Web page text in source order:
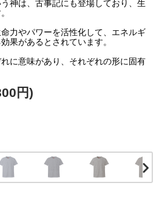
神は、古事記にも登場しており、生
力やパワーを活性化して、エネルギ
果があるとされています。
に意味があり、それぞれの形に固有
円)